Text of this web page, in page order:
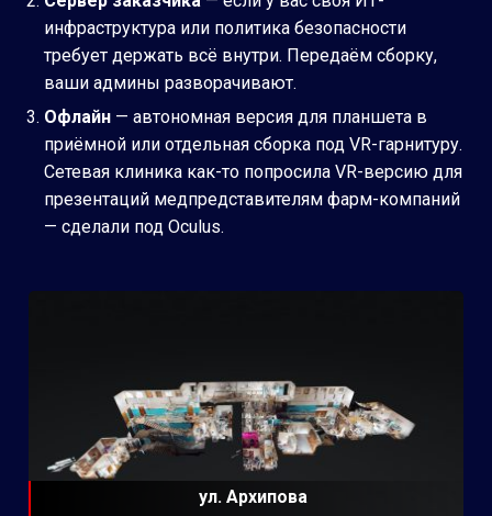
инфраструктура или политика безопасности
требует держать всё внутри. Передаём сборку,
ваши админы разворачивают.
Офлайн — автономная версия для планшета в
приёмной или отдельная сборка под VR-гарнитуру.
Сетевая клиника как-то попросила VR-версию для
презентаций медпредставителям фарм-компаний
— сделали под Oculus.
ул. Архипова